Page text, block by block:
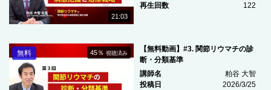
21:03
再生回数
122
45％視聴済み
無料
【無料動画】#3. 関節リウマチの診
断・分類基準
講師名
粕谷 大智
投稿日
2026/3/25